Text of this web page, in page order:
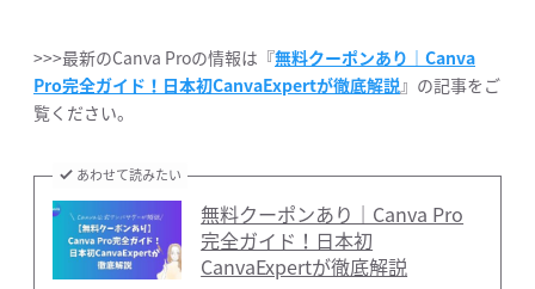
>>>最新のCanva Proの情報は『無料クーポンあり｜Canva
Pro完全ガイド！日本初CanvaExpertが徹底解説』の記事をご
覧ください。
あわせて読みたい
無料クーポンあり｜Canva Pro
完全ガイド！日本初
CanvaExpertが徹底解説